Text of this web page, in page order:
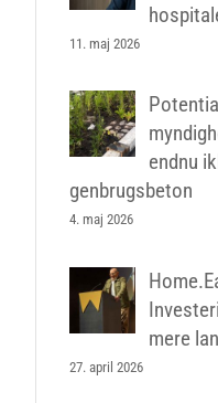
11. maj 2026
endnu
genbrugsbeton
4. maj 2026
mere
27. april 2026